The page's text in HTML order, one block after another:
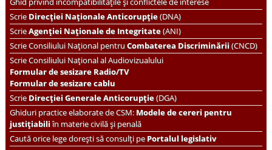
ScrieDirecției Naționale Anticorupție(DNA)
ScrieAgenției Naționale de Integritate(ANI)
ScrieConsiliului Național pentruCombaterea Discriminării(CNCD)
Scrie Consiliului Național al Audiovizualului
Formular de sesizare Radio/TV
Formular de sesizare cablu
ScrieDirecției Generale Anticorupție(DGA)
Ghiduri practice elaborate de CSM: Modele de cereri pentru
justițiabiliîn materie civilă și penală
Caută orice lege dorești să consulți pePortalul legislativ